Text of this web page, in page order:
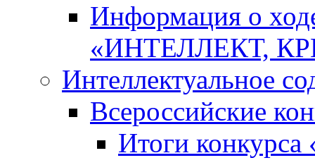
Информация о
«ИНТЕЛЛЕКТ,
Интеллектуальное
Всероссийские
Итоги конкурса